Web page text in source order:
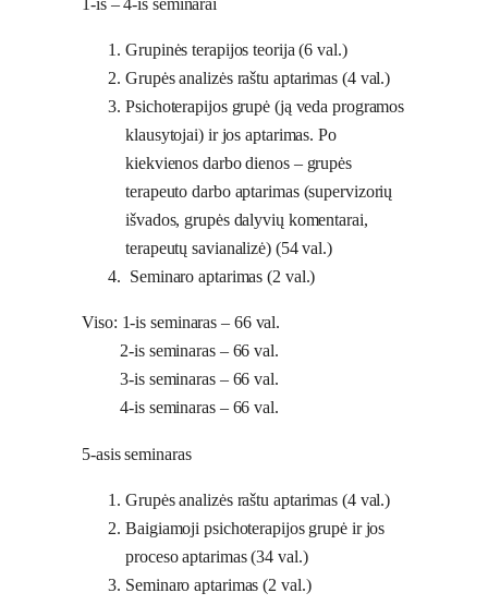
Grupinės terapijos teorija (6 val.)
Grupės analizės raštu aptarimas (4 val.)
Psichoterapijos grupė (ją veda programos
klausytojai) ir jos aptarimas. Po
kiekvienos darbo dienos – grupės
terapeuto darbo aptarimas (supervizorių
išvados, grupės dalyvių komentarai,
terapeutų savianalizė) (54 val.)
Seminaro aptarimas (2 val.)
Viso: 1-is seminaras – 66 val.
2-is seminaras – 66 val.
3-is seminaras – 66 val.
4-is seminaras – 66 val.
5-asis seminaras
Grupės analizės raštu aptarimas (4 val.)
Baigiamoji psichoterapijos grupė ir jos
proceso aptarimas (34 val.)
Seminaro aptarimas (2 val.)